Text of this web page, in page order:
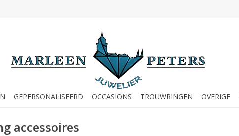
GEPERSONALISEERD OCCASIONS TROUWRINGEN OVERIGE
accessoires